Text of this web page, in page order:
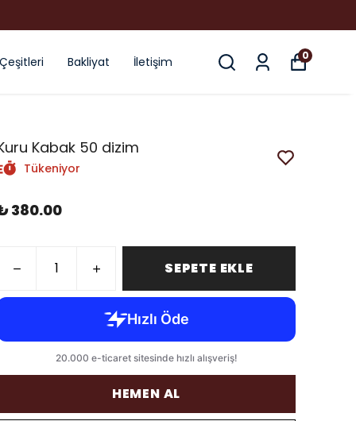
Bakliyat İletişim 0
Kabak 50 dizim
Tükeniyor
380.00
SEPETE EKLE
HEMEN AL